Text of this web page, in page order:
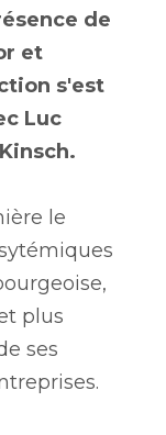
de
et
s'est
Luc
le
plus
ses